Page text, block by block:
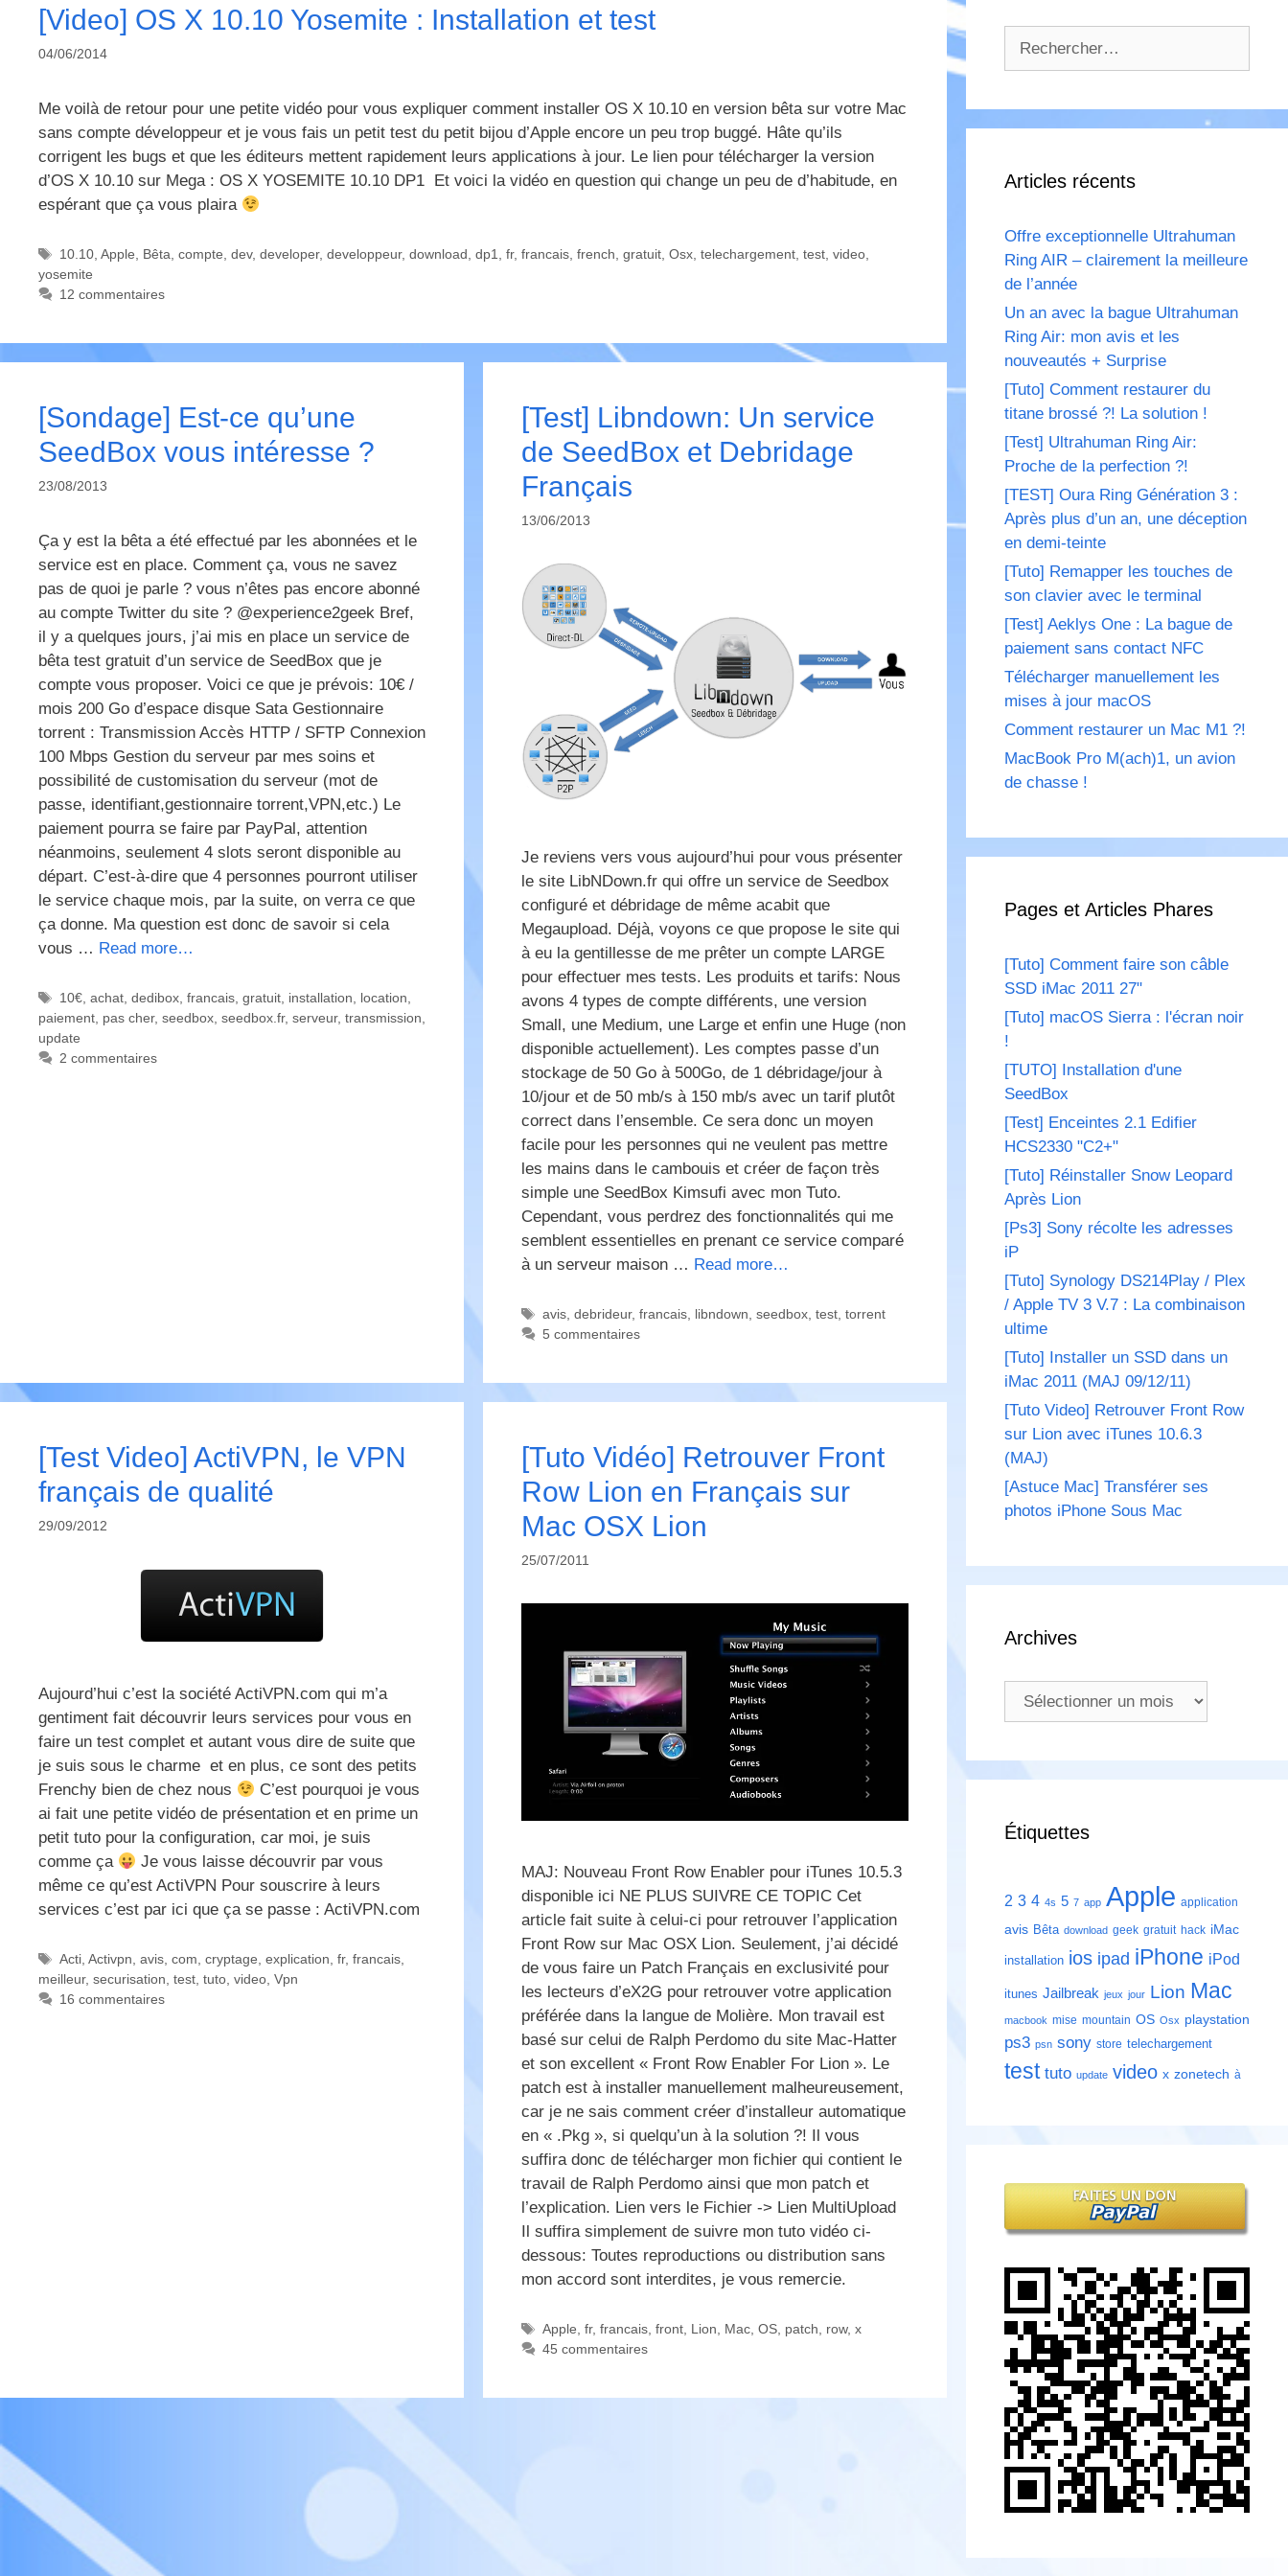
[Video] OS X 10.10 Yosemite : Installation et test
04/06/2014
Me voilà de retour pour une petite vidéo pour vous expliquer comment installer OS X 10.10 en version bêta sur votre Mac
sans compte développeur et je vous fais un petit test du petit bijou d’Apple encore un peu trop buggé. Hâte qu’ils
corrigent les bugs et que les éditeurs mettent rapidement leurs applications à jour. Le lien pour télécharger la version
d’OS X 10.10 sur Mega : OS X YOSEMITE 10.10 DP1 Et voici la vidéo en question qui change un peu de d’habitude, en
espérant que ça vous plaira
Étiquettes
10.10, Apple, Bêta, compte, dev, developer, developpeur, download, dp1, fr, francais, french, gratuit, Osx, telechargement, test, video,
yosemite
12 commentaires
[Sondage] Est-ce qu’une
SeedBox vous intéresse ?
23/08/2013
Ça y est la bêta a été effectué par les abonnées et le
service est en place. Comment ça, vous ne savez
pas de quoi je parle ? vous n’êtes pas encore abonné
au compte Twitter du site ? @experience2geek Bref,
il y a quelques jours, j’ai mis en place un service de
bêta test gratuit d’un service de SeedBox que je
compte vous proposer. Voici ce que je prévois: 10€ /
mois 200 Go d’espace disque Sata Gestionnaire
torrent : Transmission Accès HTTP / SFTP Connexion
100 Mbps Gestion du serveur par mes soins et
possibilité de customisation du serveur (mot de
passe, identifiant,gestionnaire torrent,VPN,etc.) Le
paiement pourra se faire par PayPal, attention
néanmoins, seulement 4 slots seront disponible au
départ. C’est-à-dire que 4 personnes pourront utiliser
le service chaque mois, par la suite, on verra ce que
ça donne. Ma question est donc de savoir si cela
vous … Read more…
Étiquettes
10€, achat, dedibox, francais, gratuit, installation, location,
paiement, pas cher, seedbox, seedbox.fr, serveur, transmission,
update
2 commentaires
[Test] Libndown: Un service
de SeedBox et Debridage
Français
13/06/2013
Je reviens vers vous aujourd’hui pour vous présenter
le site LibNDown.fr qui offre un service de Seedbox
configuré et débridage de même acabit que
Megaupload. Déjà, voyons ce que propose le site qui
à eu la gentillesse de me prêter un compte LARGE
pour effectuer mes tests. Les produits et tarifs: Nous
avons 4 types de compte différents, une version
Small, une Medium, une Large et enfin une Huge (non
disponible actuellement). Les comptes passe d’un
stockage de 50 Go à 500Go, de 1 débridage/jour à
10/jour et de 50 mb/s à 150 mb/s avec un tarif plutôt
correct dans l’ensemble. Ce sera donc un moyen
facile pour les personnes qui ne veulent pas mettre
les mains dans le cambouis et créer de façon très
simple une SeedBox Kimsufi avec mon Tuto.
Cependant, vous perdrez des fonctionnalités qui me
semblent essentielles en prenant ce service comparé
à un serveur maison … Read more…
Étiquettes
avis, debrideur, francais, libndown seedbox, test, torrent
5 commentaires
[Test Video] ActiVPN, le VPN
français de qualité
29/09/2012
Aujourd’hui c’est la société ActiVPN.com qui m’a
gentiment fait découvrir leurs services pour vous en
faire un test complet et autant vous dire de suite que
je suis sous le charme et en plus, ce sont des petits
Frenchy bien de chez nous
C’est pourquoi je vous
ai fait une petite vidéo de présentation et en prime un
petit tuto pour la configuration, car moi, je suis
comme ça
Je vous laisse découvrir par vous
même ce qu’est ActiVPN Pour souscrire à leurs
services c’est par ici que ça se passe : ActiVPN.com
Étiquettes
Acti, Activpn avis, com cryptage explication fr, francais,
meilleur, securisation test tuto video Vpn
16 commentaires
[Tuto Vidéo] Retrouver Front
Row Lion en Français sur
Mac OSX Lion
25/07/2011
MAJ: Nouveau Front Row Enabler pour iTunes 10.5.3
disponible ici NE PLUS SUIVRE CE TOPIC Cet
article fait suite à celui-ci pour retrouver l’application
Front Row sur Mac OSX Lion. Seulement, j’ai décidé
de vous faire un Patch Français en exclusivité pour
les lecteurs d’eX2G pour retrouver votre application
préférée dans la langue de Molière. Mon travail est
basé sur celui de Ralph Perdomo du site Mac-Hatter
et son excellent « Front Row Enabler For Lion ». Le
patch est à installer manuellement malheureusement,
car je ne sais comment créer d’installeur automatique
en « .Pkg », si quelqu’un à la solution ?! Il vous
suffira donc de télécharger mon fichier qui contient le
travail de Ralph Perdomo ainsi que mon patch et
l’explication. Lien vers le Fichier -> Lien MultiUpload
Il suffira simplement de suivre mon tuto vidéo ci-
dessous: Toutes reproductions ou distribution sans
mon accord sont interdites, je vous remercie.
Étiquettes
Apple, fr, francais, front, Lion, Mac, OS, patch, row, x
45 commentaires
Articles récents
Offre exceptionnelle Ultrahuman
Ring AIR – clairement la meilleure
de l’année
Un an avec la bague Ultrahuman
Ring Air: mon avis et les
nouveautés + Surprise
[Tuto] Comment restaurer du
titane brossé ?! La solution !
[Test] Ultrahuman Ring Air:
Proche de la perfection ?!
[TEST] Oura Ring Génération 3 :
Après plus d’un an, une déception
en demi-teinte
[Tuto] Remapper les touches de
son clavier avec le terminal
[Test] Aeklys One : La bague de
paiement sans contact NFC
Télécharger manuellement les
mises à jour macOS
Comment restaurer un Mac M1 ?!
MacBook Pro M(ach)1, un avion
de chasse !
Pages et Articles Phares
[Tuto] Comment faire son câble
SSD iMac 2011 27"
[Tuto] macOS Sierra : l'écran noir
!
[TUTO] Installation d'une
SeedBox
[Test] Enceintes 2.1 Edifier
HCS2330 "C2+"
[Tuto] Réinstaller Snow Leopard
Après Lion
[Ps3] Sony récolte les adresses
iP
[Tuto] Synology DS214Play / Plex
/ Apple TV 3 V.7 : La combinaison
ultime
[Tuto] Installer un SSD dans un
iMac 2011 (MAJ 09/12/11)
[Tuto Video] Retrouver Front Row
sur Lion avec iTunes 10.6.3
(MAJ)
[Astuce Mac] Transférer ses
photos iPhone Sous Mac
Archives
Archives
Étiquettes
2 3 4 4s 5 7 app Apple application
avis Bêta download geek gratuit hack iMac
installation ios ipad iPhone iPod
itunes Jailbreak jeux jour Lion Mac
macbook mise mountain OS Osx playstation
ps3 psn sony store telechargement
test tuto update video x zonetech à